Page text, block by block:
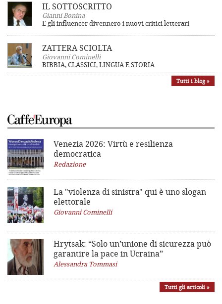
IL SOTTOSCRITTO
Gianni Bonina
E gli influencer divennero i nuovi critici letterari
ZATTERA SCIOLTA
Giovanni Cominelli
BIBBIA, CLASSICI, LINGUA E STORIA
Tutti i blog »
Venezia 2026: Virtù e resilienza
democratica
Redazione
La "violenza di sinistra" qui è uno slogan
elettorale
Giovanni Cominelli
Hrytsak: “Solo un’unione di sicurezza può
garantire la pace in Ucraina”
Alessandra Tommasi
Tutti gli articoli »